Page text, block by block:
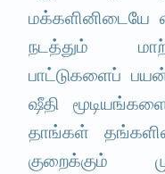
மக்களினிடையே
நடத்தும்
பாட்டுகளைப்
ஷீதி
தாங்கள்
குறைக்கும்